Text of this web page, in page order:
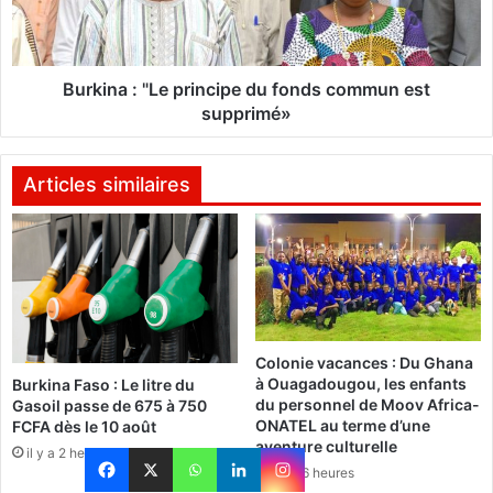
a
i
r
u
r
L
'
a
p
p
a
:
e
p
i
n
u
f
o
n
d
Burkina : "Le principe du fonds commun est
supprimé»
Articles similaires
Burkina Faso : Le litre du
Gasoil passe de 675 à 750
FCFA dès le 10 août
il y a 2 heures
Colonie vacances : Du Ghana
à Ouagadougou, les enfants
du personnel de Moov Africa-
ONATEL au terme d’une
aventure culturelle
il y a 6 heures